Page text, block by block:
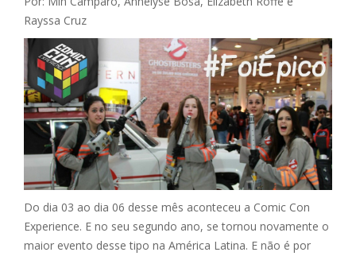
a
t
i
o
n
Rayssa Cruz
Do dia 03 ao dia 06 desse mês aconteceu a Comic Con
Experience. E no seu segundo ano, se tornou novamente o
maior evento desse tipo na América Latina. E não é por